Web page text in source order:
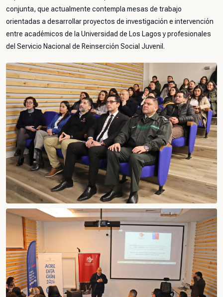
conjunta, que actualmente contempla mesas de trabajo
orientadas a desarrollar proyectos de investigación e intervención
entre académicos de la Universidad de Los Lagos y profesionales
del Servicio Nacional de Reinserción Social Juvenil.